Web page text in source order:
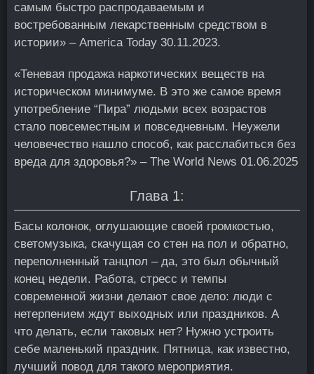
самым быстро распродаваемым и
востребованным лекарственным средством в
истории» – America Today 30.11.2023.
«Теневая продажа наркотических веществ на
историческом минимуме. В это же самое время
употребление “Пира” людьми всех возрастов
стало повсеместным и повседневным. Неужели
человечество нашло способ, как расслабиться без
вреда для здоровья?» – The World News 01.06.2025
Глава 1:
Басы колонок, оглушающие своей громкостью,
светомузыка, скачущая со стен на пол и обратно,
переполненный танцпол – да, это был обычный
конец недели. Работа, стресс и темпы
современной жизни делают свое дело: люди с
нетерпением ждут выходных или праздников. А
что делать, если таковых нет? Нужно устроить
себе маленький праздник. Пятница, как известно,
лучший повод для такого мероприятия.